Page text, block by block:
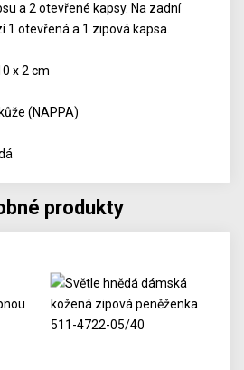
a 2 otevřené kapsy. Na zadní
1 otevřená a 1 zipová kapsa.
x 2 cm
(NAPPA)
produkty